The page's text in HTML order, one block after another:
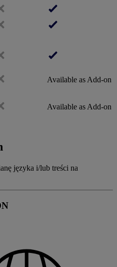
Available as Add-on
Available as Add-on
języka i/lub treści na